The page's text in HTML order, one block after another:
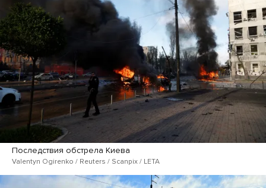
Последствия обстрела Киева
Valentyn Ogirenko / Reuters / Scanpix / LETA